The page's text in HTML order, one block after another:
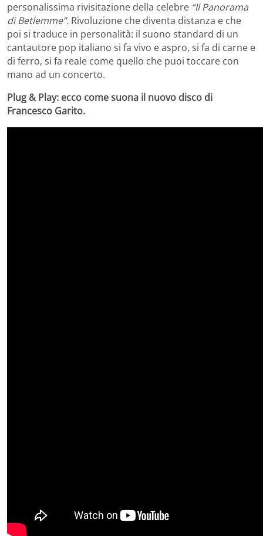
personalissima rivisitazione della celebre “Il Panorama
di Betlemme”. Rivoluzione che diventa distanza e che
poi si traduce in personalità: il suono standard di un
cantautore pop italiano si fa vivo e aspro, si fa di carne e
di ferro, si fa reale come quello che puoi toccare con
mano ad un concerto.
Plug & Play: ecco come suona il nuovo disco di
Francesco Garito.